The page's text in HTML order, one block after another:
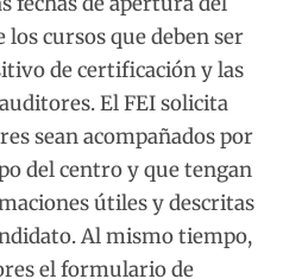
cursos que deben ser
de certificación y las
El FEI solicita
sean acompañados por
del centro y que tengan
útiles y descritas
Al mismo tiempo,
el formulario de